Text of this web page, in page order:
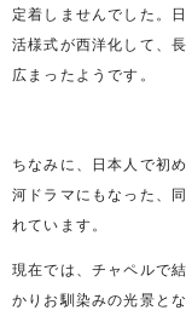
定着しませんでした。
活様式が西洋化して、
広まったようです。
ちなみに、日本人で初
河ドラマにもなった、
れています。
現在では、チャペルで
かりお馴染みの光景と